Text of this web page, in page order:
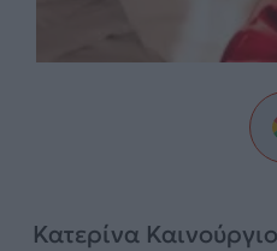
Κατερίνα